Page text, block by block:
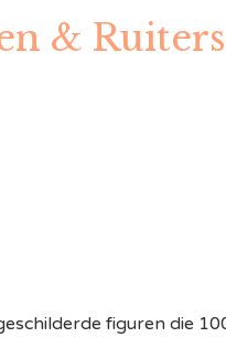
& Ruiters
figuren die